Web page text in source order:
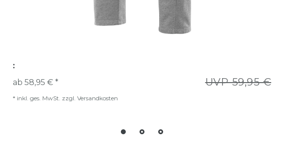
:
UVP 59,95 €
ab 58,95 € *
* inkl. ges. MwSt. zzgl. Versandkosten